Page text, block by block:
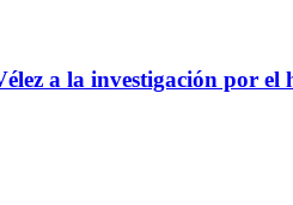
a la investigación por el